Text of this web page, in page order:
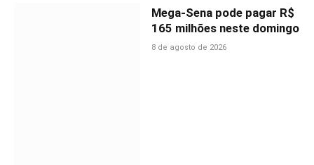
Mega-Sena pode pagar R$
165 milhões neste domingo
8 de agosto de 2026